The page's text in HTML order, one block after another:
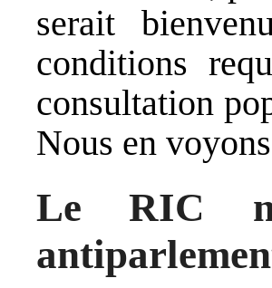
serait
conditions
consultation
Nous en
Le RIC